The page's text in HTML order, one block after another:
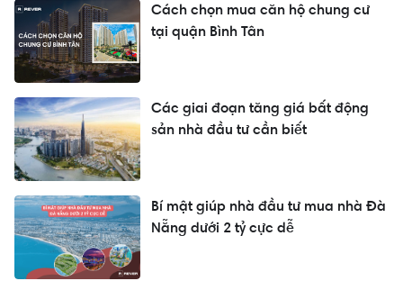
Cách chọn mua căn hộ chung cư
tại quận Bình Tân
Các giai đoạn tăng giá bất động
sản nhà đầu tư cần biết
Bí mật giúp nhà đầu tư mua nhà Đà
Nẵng dưới 2 tỷ cực dễ